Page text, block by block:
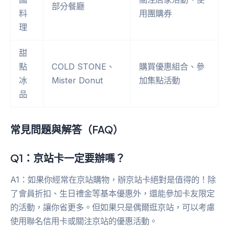
料
理
部分餐廳
用團購券
甜
點
冰
品
COLD STONE、
Mister Donut
購買優惠組合、參
加集點活動
常見問題與解答（FAQ）
Q1：京站卡一定要辦嗎？
A1：如果你經常在京站購物，辦京站卡絕對是值得的！除
了會員折扣、生日禮金等基本優惠外，還能參加卡友限定
的活動，讓你省更多。但如果只是偶爾逛京站，可以考慮
使用聯名信用卡或關注京站的優惠活動。